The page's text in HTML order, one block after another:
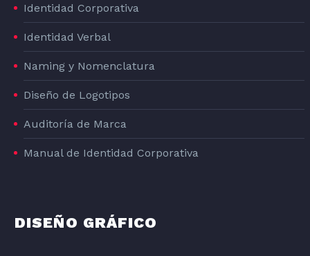
Identidad Corporativa
Identidad Verbal
Naming y Nomenclatura
Diseño de Logotipos
Auditoría de Marca
Manual de Identidad Corporativa
DISEÑO GRÁFICO